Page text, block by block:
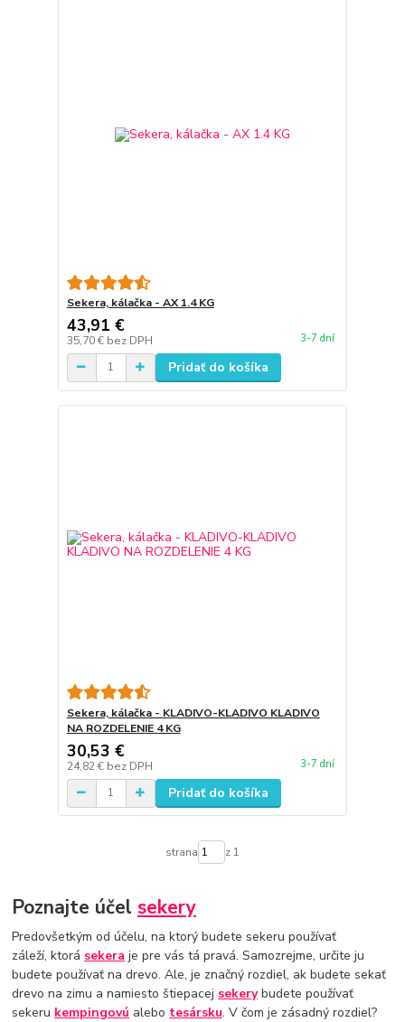
Sekera, kálačka - AX 1.4 KG
43,91 €
35,70 € bez DPH 3-7 dní
Pridať do košíka
Sekera, kálačka - KLADIVO-KLADIVO KLADIVO
NA ROZDELENIE 4 KG
30,53 €
24,82 € bez DPH 3-7 dní
Pridať do košíka
strana z 1
Poznajte účelsekery
Predovšetkým od účelu, na ktorý budete sekeru používať
záleží, ktorá sekera je pre vás tá pravá. Samozrejme, určite ju
budete používať na drevo. Ale, je značný rozdiel, ak budete sekať
drevo na zimu a namiesto štiepacej sekerybudete používať
sekeru kempingovú alebo tesársku. V čom je zásadný rozdiel?